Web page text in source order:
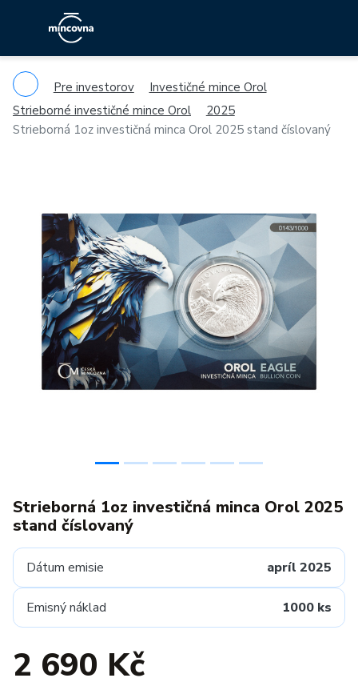
Pre investorov
Investičné mince Orol
Strieborné investičné mince Orol
2025
Strieborná 1oz investičná minca Orol 2025 stand číslovaný
Previous
Strieborná 1oz investičná minca Orol 2025
stand číslovaný
Dátum emisie apríl 2025
Emisný náklad 1000 ks
2 690 Kč